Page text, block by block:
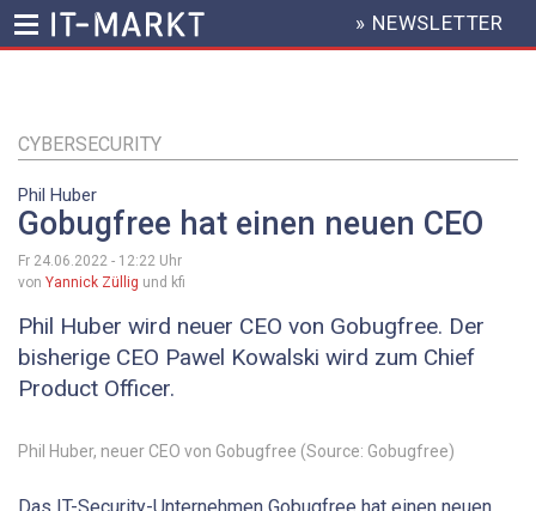
Inhalt
HEADER
MENU
» NEWSLETTER
CYBERSECURITY
Phil Huber
Gobugfree hat einen neuen CEO
Fr 24.06.2022 - 12:22 Uhr
von Yannick Züllig und kfi
Phil Huber wird neuer CEO von Gobugfree. Der
bisherige CEO Pawel Kowalski wird zum Chief
Product Officer.
Phil Huber, neuer CEO von Gobugfree (Source: Gobugfree)
Das IT-Security-Unternehmen Gobugfree hat einen neuen